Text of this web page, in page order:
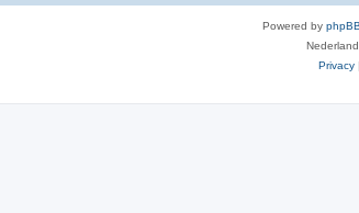
Powered by phpBB
Privacy